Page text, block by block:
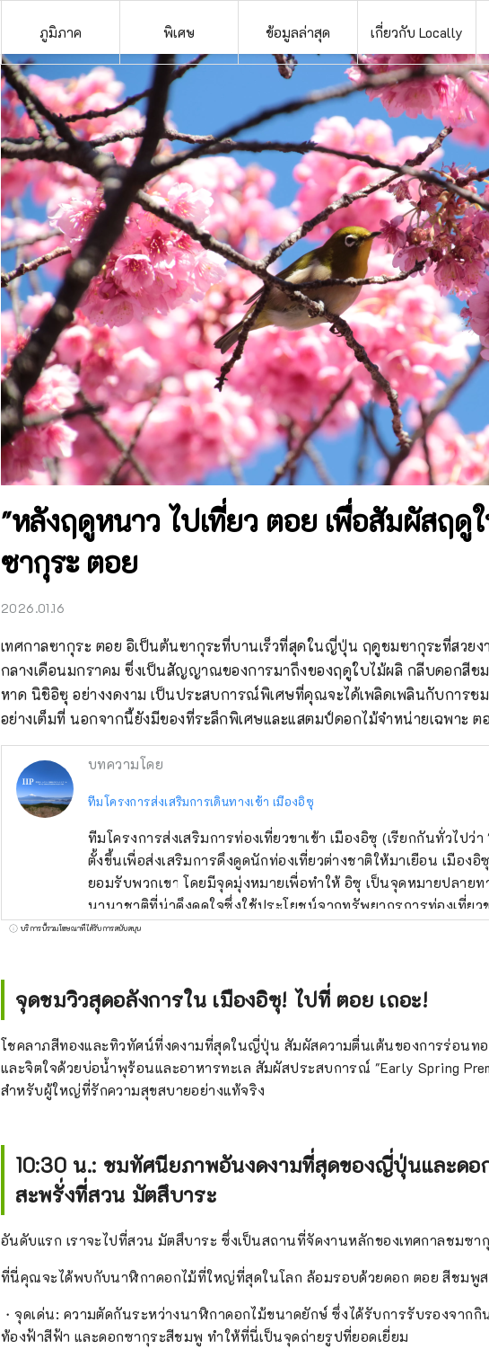
ภูมิภาค พิเศษ ข้อมูลล่าสุด เกี่ยวกับ Locally
"หลังฤดูหนาว ไปเที่ยว ตอย เพื่อสัมผัสฤดู
ซากุระ ตอย
2026.01.16
เทศกาลซากุระ ตอย อิเป็นต้นซากุระที่บานเร็วที่สุดในญี่ปุ่น ฤดูชมซากุระที่สวยง
กลางเดือนมกราคม ซึ่งเป็นสัญญาณของการมาถึงของฤดูใบไม้ผลิ กลีบดอกสีช
หาด นิชิอิซุ อย่างงดงาม เป็นประสบการณ์พิเศษที่คุณจะได้เพลิดเพลินกับการช
อย่างเต็มที่ นอกจากนี้ยังมีของที่ระลึกพิเศษและแสตมป์ดอกไม้จำหน่ายเฉพาะ ต
บทความโดย
ทีมโครงการส่งเสริมการเดินทางเข้า เมืองอิซุ
ทีมโครงการส่งเสริมการท่องเที่ยวขาเข้า เมืองอิซุ (เรียกกันทั่วไปว่
ตั้งขึ้นเพื่อส่งเสริมการดึงดูดนักท่องเที่ยวต่างชาติให้มาเยือน เมือง
ยอมรับพวกเขา โดยมีจุดมุ่งหมายเพื่อทำให้ อิซุ เป็นจุดหมายปลายท
นานาชาติที่น่าดึงดูดใจซึ่งใช้ประโยชน์จากทรัพยากรการท่องเที่ยว
ด้วยธรรมชาติและเกษตรกรรม มีสถานที่ท่องเที่ยวมากมาย ทั้งบ่อน้
สัปดาห์ [หมายเหตุเกี่ยวกับภาพปก] ภาพปกเป็นผลงานที่ชนะเลิศในการประกวดภาพถ่าย
ระบายสี เมืองอิซุ ช่างภาพ: โอจิมะ ฮิโรกิ ชื่อผลงาน: "ระบายสีแสง
ภาพปกโดยไม่ได้รับอนุญาต สำหรับข้อมูลเกี่ยวกับการใช้รูปภาพห
เว็บไซต์ข้อมูลการท่องเที่ยว เมืองอิซุ
บริการนี้รวมโฆษณาที่ได้รับการสนับสนุน
จุดชมวิวสุดอลังการใน เมืองอิซุ! ไปที่ ตอย เถอะ!
โชคลาภสีทองและทิวทัศน์ที่งดงามที่สุดในญี่ปุ่น สัมผัสความตื่นเต้นของการร่อนทอ
และจิตใจด้วยบ่อน้ำพุร้อนและอาหารทะเล สัมผัสประสบการณ์ "Early Spring
สำหรับผู้ใหญ่ที่รักความสุขสบายอย่างแท้จริง
10:30 น.: ชมทัศนียภาพอันงดงามที่สุดของญี่ปุ่นและดอ
สะพรั่งที่สวน มัตสึบาระ
อันดับแรก เราจะไปที่สวน มัตสึบาระ ซึ่งเป็นสถานที่จัดงานหลักของเทศกาลชมซา
ที่นี่คุณจะได้พบกับนาฬิกาดอกไม้ที่ใหญ่ที่สุดในโลก ล้อมรอบด้วยดอก ตอย สีชมพูส
・จุดเด่น: ความตัดกันระหว่างนาฬิกาดอกไม้ขนาดยักษ์ ซึ่งได้รับการรับรองจากกิน
ท้องฟ้าสีฟ้า และดอกซากุระสีชมพู ทำให้ที่นี่เป็นจุดถ่ายรูปที่ยอดเยี่ยม